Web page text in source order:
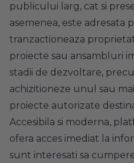
publicului larg, cat si
asemenea, este adresata
tranzactioneaza
proiecte sau ansambluri
stadii de dezvoltare,
achizitioneze unul sau
proiecte autorizate
Accesibila si moderna,
ofera acces imediat la
sunt interesati sa